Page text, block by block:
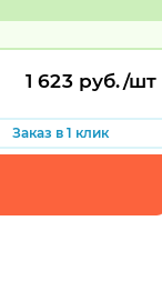
Код:
853669
1 623 руб./шт
Заказ в 1 клик